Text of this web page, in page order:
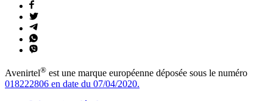
Avenirtel® est une marque européenne déposée sous le numéro
018222806 en date du 07/04/2020.